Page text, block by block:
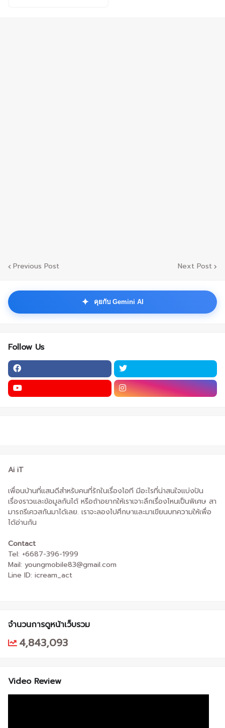
Previous Post Next Post
✦ คุยกับ Gemini AI
Follow Us
Ai iT
เพื่อนบ้านที่แสนดีสำหรับคนที่รักในเรื่องไอที มีอะไรที่น่าสนใจแบ่งปัน
เรื่องราวและข้อมูลกันได้ หรือถ้าอยากให้เราเจาะลึกเรื่องไหนเป็นพิเศษ สา
มารถรีเควสกันมาได้เลย. เราจะลองไปศึกษาและมาเขียนบทความให้เพื่อ
ได้อ่านกัน
Contact
Tel: +6687-396-1999
Mail: youngmobile83@gmail.com
Line ID: icream_act
จำนวนการดูหน้าเว็บรวม
4,843,093
Video Review